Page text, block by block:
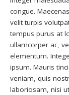
congue.
velit turpis
tempus purus at
ullamcorper ac,
elementum.
ipsum. Mauris
veniam, quis
laboriosam, nisi